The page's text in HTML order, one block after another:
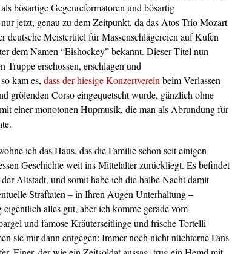
bösartige Gegenreformatoren und bösartig
jetzt, genau zu dem Zeitpunkt, da das Atos Trio Mozart
deutsche Meistertitel für Massenschlägereien auf Kufen
dem Namen “Eishockey” bekannt. Dieser Titel nun
Truppe erschossen, erschlagen und
kam es, dass der hiesige Konzertverein beim Verlassen
grölenden Corso eingequetscht wurde, gänzlich ohne
einer monotonen Hupmusik, die man als Abrundung für
ich das Haus, das die Familie schon seit einigen
Geschichte weit ins Mittelalter zurückliegt. Es befindet
Altstadt, und somit habe ich die halbe Nacht damit
Straftaten – in Ihren Augen Unterhaltung –
alles gut, aber ich komme gerade vom
und famose Kräuterseitlinge und frische Tortelli
sie mir dann entgegen: Immer noch nicht nüchterne Fans